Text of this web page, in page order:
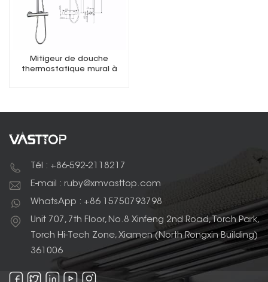
Mitigeur de douche
thermostatique mural à
Tél : +86-592-2118217
E-mail : ruby@xmvasttop.com
WhatsApp : +86 15750793798
Unit 707, 7th Floor, No.8 Xinfeng 2nd Road, Torch Park,
Torch Hi-Tech Zone, Xiamen (North Rongxin Building)
361006